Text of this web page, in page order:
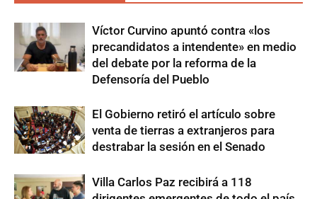
Víctor Curvino apuntó contra «los
precandidatos a intendente» en medio
del debate por la reforma de la
Defensoría del Pueblo
El Gobierno retiró el artículo sobre
venta de tierras a extranjeros para
destrabar la sesión en el Senado
Villa Carlos Paz recibirá a 118